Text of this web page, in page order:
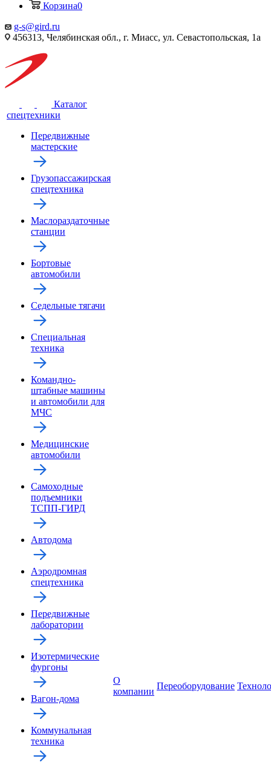
Корзина0
g-s@gird.ru
456313, Челябинская обл., г. Миасс, ул. Севастопольская, 1а
Каталог
спецтехники
Передвижные
мастерские
Грузопассажирская
спецтехника
Маслораздаточные
станции
Бортовые
автомобили
Седельные тягачи
Специальная
техника
Командно-
штабные машины
и автомобили для
МЧС
Медицинские
автомобили
Самоходные
подъемники
ТСПП-ГИРД
Автодома
Аэродромная
спецтехника
Передвижные
лаборатории
Изотермические
фургоны
Вагон-дома
Коммунальная
техника
О
компании
Переоборудование